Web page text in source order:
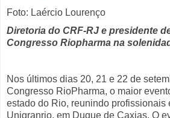
Foto: Laércio Lourenço
Diretoria do CRF-RJ e presidente
Congresso Riopharma na
Nos últimos dias 20, 21 e 22 de
Congresso RioPharma, o maior
estado do Rio, reunindo profissionais
Unigranrio, em Duque de Caxias. O